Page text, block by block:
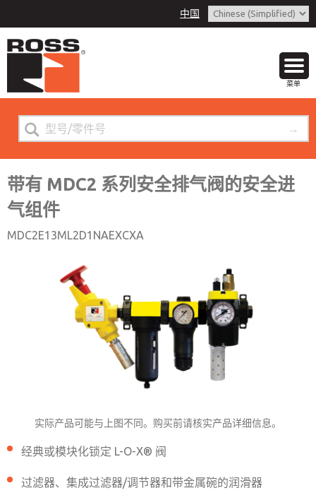
中国
菜单
带有 MDC2 系列安全排气阀的安全进
气组件
MDC2E13ML2D1NAEXCXA
实际产品可能与上图不同。购买前请核实产品详细信息。
经典或模块化锁定 L-O-X® 阀
过滤器、集成过滤器/调节器和带金属碗的润滑器
带有 MDC2 系列安全排气阀的安全进气
联系ROSS中国获取订购信息
+86 (021) 69157942
技术服务
+86 (021) 69157942